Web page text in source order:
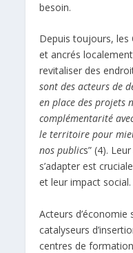
besoin.
Depuis toujours, les
et ancrés
revitaliser des
sont des acteurs de
en place des projets
complémentarité
le territoire pour
nos publics” (4).
s’adapter est
et leur impact social.
Acteurs
catalyseurs
centres de